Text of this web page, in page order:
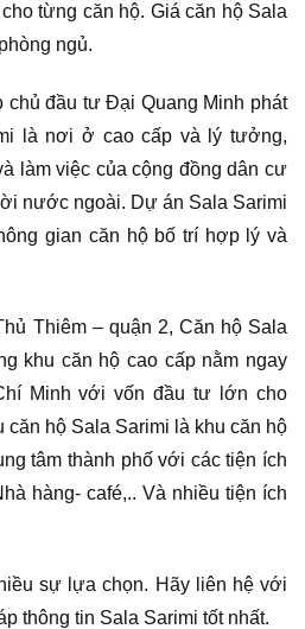
từng căn hộ. Giá căn hộ Sala
ngủ.
chủ đầu tư Đại Quang Minh phát
là nơi ở cao cấp và lý tưởng,
làm việc của cộng đồng dân cư
nước ngoài. Dự án Sala Sarimi
gian căn hộ bố trí hợp lý và
Thiêm – quận 2, Căn hộ Sala
khu căn hộ cao cấp nằm ngay
Minh với vốn đầu tư lớn cho
căn hộ Sala Sarimi là khu căn hộ
tâm thành phố với các tiện ích
hàng- café,.. Và nhiều tiện ích
sự lựa chọn. Hãy liên hệ với
thông tin Sala Sarimi tốt nhất.